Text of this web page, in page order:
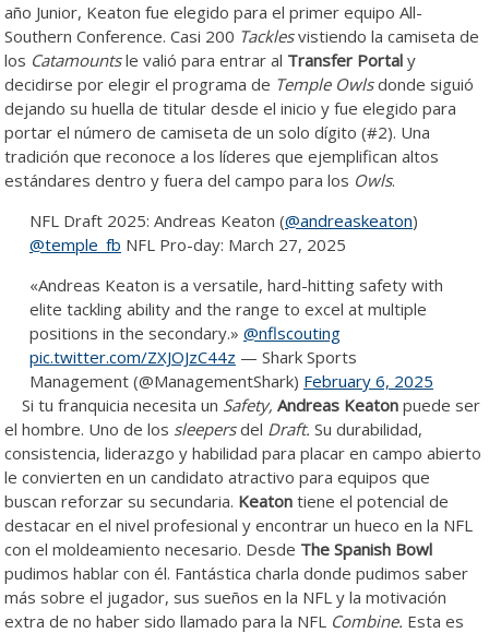
año Junior, Keaton fue elegido para el primer equipo All-
Southern Conference. Casi 200 Tacklesvistiendo la camiseta de
los Catamountsle valió para entrar al Transfer Portal y
decidirse por elegir el programa de Temple Owlsdonde siguió
dejando su huella de titular desde el inicio y fue elegido para
portar el número de camiseta de un solo dígito (#2). Una
tradición que reconoce a los líderes que ejemplifican altos
estándares dentro y fuera del campo para los Owls.
NFL Draft 2025: Andreas Keaton (@andreaskeaton)
@temple_fb NFL Pro-day: March 27, 2025
«Andreas Keaton is a versatile, hard-hitting safety with
elite tackling ability and the range to excel at multiple
positions in the secondary.» @nflscouting
pic.twitter.com/ZXJOJzC44z— Shark Sports
Management (@ManagementShark) February 6, 2025
Si tu franquicia necesita un Safety, Andreas Keaton puede ser
el hombre. Uno de los sleepersdel Draft. Su durabilidad,
consistencia, liderazgo y habilidad para placar en campo abierto
le convierten en un candidato atractivo para equipos que
buscan reforzar su secundaria. Keaton tiene el potencial de
destacar en el nivel profesional y encontrar un hueco en la NFL
con el moldeamiento necesario. Desde The Spanish Bowl
pudimos hablar con él. Fantástica charla donde pudimos saber
más sobre el jugador, sus sueños en la NFL y la motivación
extra de no haber sido llamado para la NFL Combine. Esta es